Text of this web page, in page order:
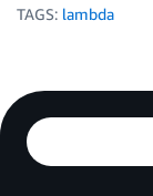
TAGS: lambda